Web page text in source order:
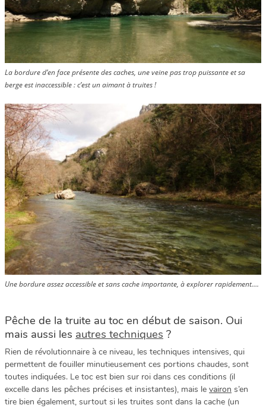
La bordure d’en face présente des caches, une veine pas trop puissante et sa
berge est inaccessible : c’est un aimant à truites !
Une bordure assez accessible et sans cache importante, à explorer rapidement….
Pêche de la truite au toc en début de saison. Oui
mais aussi les autres techniques ?
Rien de révolutionnaire à ce niveau, les techniques intensives, qui
permettent de fouiller minutieusement ces portions chaudes, sont
toutes indiquées. Le toc est bien sur roi dans ces conditions (il
excelle dans les pêches précises et insistantes), mais le vairon s’en
tire bien également, surtout si les truites sont dans la cache (un